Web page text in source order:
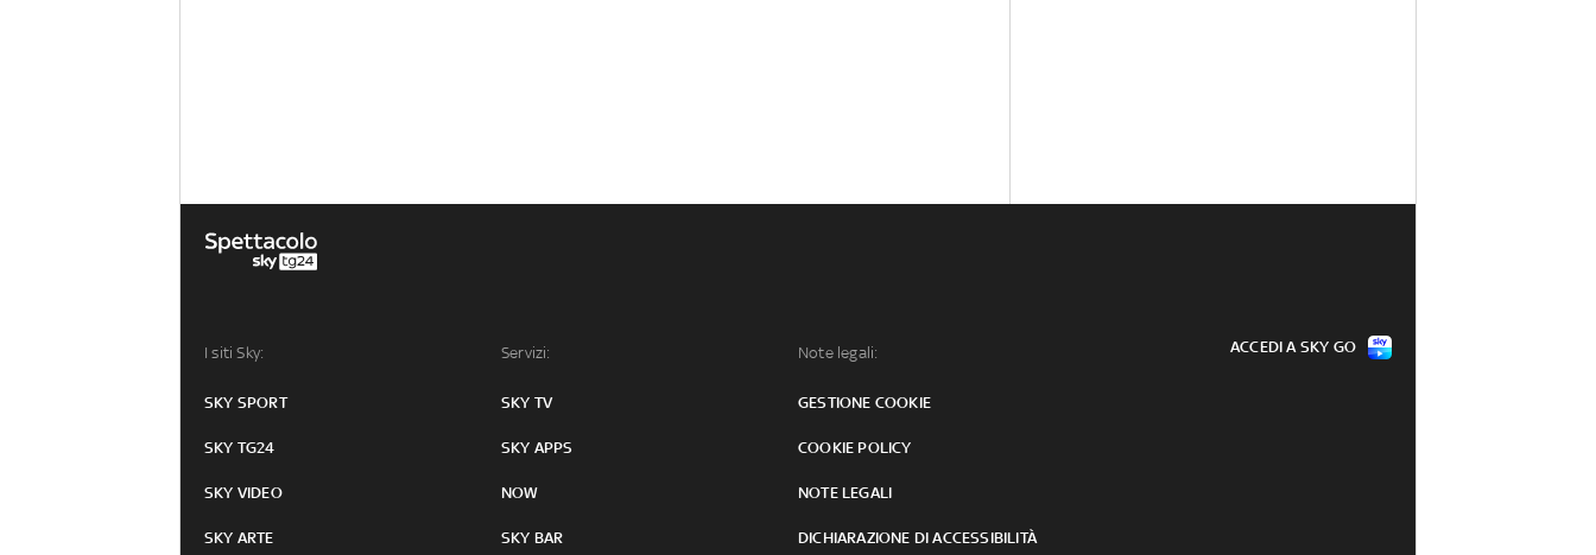
I siti Sky:
SKY SPORT
SKY TG24
SKY VIDEO
SKY ARTE
Servizi:
SKY TV
SKY APPS
NOW
SKY BAR
Note legali:
GESTIONE COOKIE
COOKIE POLICY
NOTE LEGALI
DICHIARAZIONE DI ACCESSIBILITÀ
ACCEDI A SKY GO